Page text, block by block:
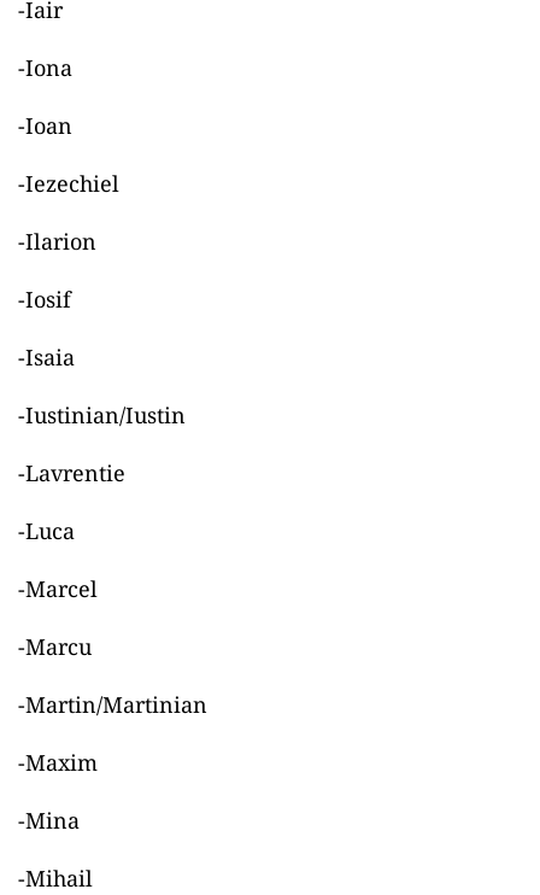
-Iair
-Iona
-Ioan
-Iezechiel
-Ilarion
-Iosif
-Isaia
-Iustinian/Iustin
-Lavrentie
-Luca
-Marcel
-Marcu
-Martin/Martinian
-Maxim
-Mina
-Mihail